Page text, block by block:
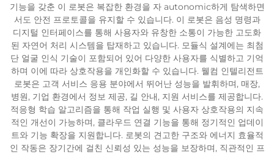
사례
뉴스
서비스 지원
연락
기능을 갖춘 이 로봇은 복잡한 환경을 자 autonomic하게 탐색하면
서도 안전 프로토콜을 유지할 수 있습니다. 이 로봇은 음성 명령과
디지털 인터페이스를 통해 사용자와 유창한 소통이 가능한 고도화
된 자연어 처리 시스템을 탑재하고 있습니다. 모듈식 설계에는 최첨
단 얼굴 인식 기술이 포함되어 있어 다양한 사용자를 식별하고 기억
하며 이에 따라 상호작용을 개인화할 수 있습니다. 웰컴 인텔리전트
로봇은 고객 서비스 응용 분야에서 뛰어난 성능을 발휘하며, 매장,
병원, 기업 환경에서 정보 제공, 길 안내, 지원 서비스를 제공합니다.
적응형 학습 알고리즘을 통해 작업 실행 및 사용자 상호작용의 지속
적인 개선이 가능하며, 클라우드 연결 기능을 통해 정기적인 업데이
트와 기능 확장을 지원합니다. 로봇의 견고한 구조와 에너지 효율적
인 작동은 장기간에 걸친 신뢰성 있는 성능을 보장하며, 직관적인 프